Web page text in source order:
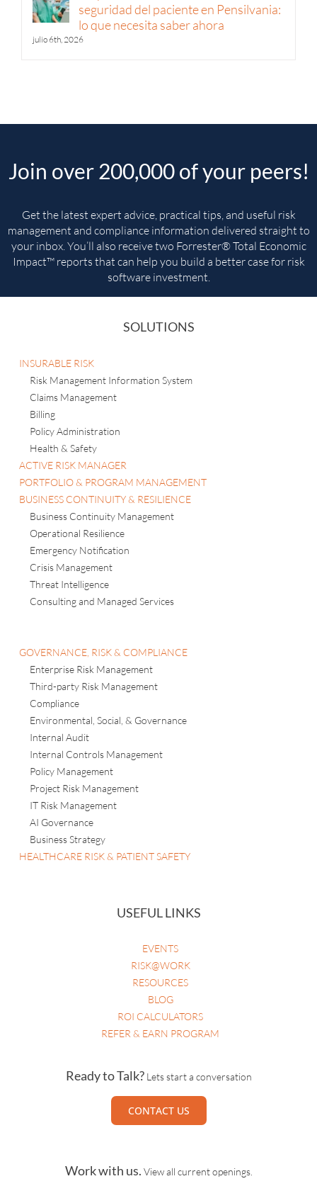
Requisitos de notificación de
seguridad del paciente en Pensilvania:
lo que necesita saber ahora
Join over 200,000 of your peers!
Get the latest expert advice, practical tips, and useful risk
management and compliance information delivered straight to
your inbox. You’ll also receive two Forrester® Total Economic
Impact™ reports that can help you build a better case for risk
INSURABLE RISK
Risk Management Information System
Claims Management
Billing
Policy Administration
Health & Safety
ACTIVE RISK MANAGER
PORTFOLIO & PROGRAM MANAGEMENT
BUSINESS CONTINUITY & RESILIENCE
Business Continuity Management
Operational Resilience
Emergency Notification
Crisis Management
Threat Intelligence
GOVERNANCE, RISK & COMPLIANCE
Enterprise Risk Management
Third-party Risk Management
Compliance
Environmental, Social, & Governance
Internal Audit
Internal Controls Management
Policy Management
Project Risk Management
IT Risk Management
AI Governance
Business Strategy
EVENTS
RISK@WORK
RESOURCES
BLOG
ROI CALCULATORS
CONTACT US